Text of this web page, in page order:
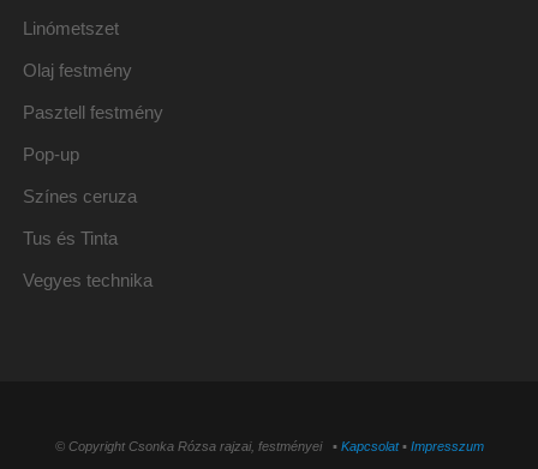
Linómetszet
Olaj festmény
Pasztell festmény
Pop-up
Színes ceruza
Tus és Tinta
Vegyes technika
© Copyright Csonka Rózsa rajzai, festményei ▪ Kapcsolat▪ Impresszum